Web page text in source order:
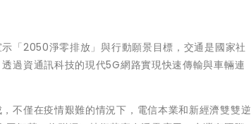
「2050淨零排放」與行動願景目標，交通是國家社
過資通訊科技的現代5G網路實現快速傳輸與車輛連
不僅在疫情艱難的情況下，電信本業和新經濟雙雙逆